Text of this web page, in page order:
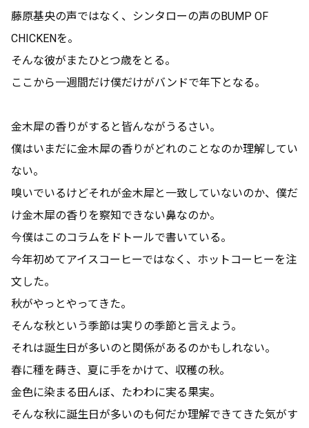
藤原基央の声ではなく、シンタローの声のBUMP OF
CHICKENを。
そんな彼がまたひとつ歳をとる。
ここから一週間だけ僕だけがバンドで年下となる。
金木犀の香りがすると皆んながうるさい。
僕はいまだに金木犀の香りがどれのことなのか理解してい
ない。
嗅いでいるけどそれが金木犀と一致していないのか、僕だ
け金木犀の香りを察知できない鼻なのか。
今僕はこのコラムをドトールで書いている。
今年初めてアイスコーヒーではなく、ホットコーヒーを注
文した。
秋がやっとやってきた。
そんな秋という季節は実りの季節と言えよう。
それは誕生日が多いのと関係があるのかもしれない。
春に種を蒔き、夏に手をかけて、収穫の秋。
金色に染まる田んぼ、たわわに実る果実。
そんな秋に誕生日が多いのも何だか理解できてきた気がす